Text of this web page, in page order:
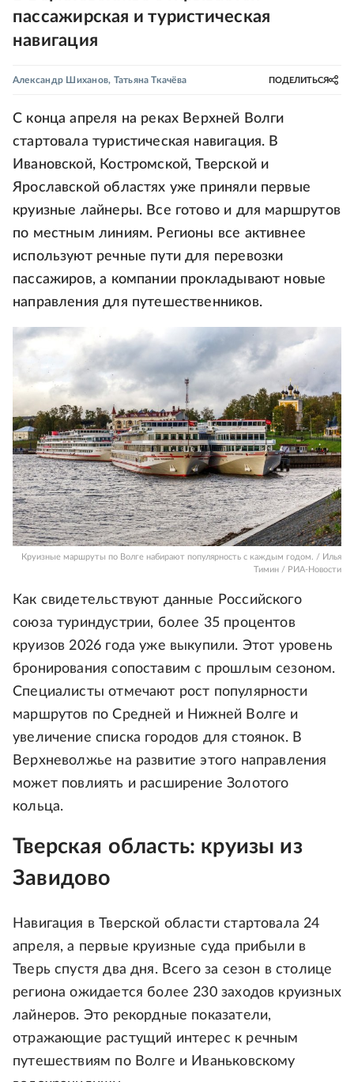
пассажирская и туристическая
навигация
Александр Шиханов, Татьяна Ткачёва ПОДЕЛИТЬСЯ
С конца апреля на реках Верхней Волги
стартовала туристическая навигация. В
Ивановской, Костромской, Тверской и
Ярославской областях уже приняли первые
круизные лайнеры. Все готово и для маршрутов
по местным линиям. Регионы все активнее
используют речные пути для перевозки
пассажиров, а компании прокладывают новые
направления для путешественников.
Круизные маршруты по Волге набирают популярность с каждым годом. / Илья
Тимин / РИА-Новости
Как свидетельствуют данные Российского
союза туриндустрии, более 35 процентов
круизов 2026 года уже выкупили. Этот уровень
бронирования сопоставим с прошлым сезоном.
Специалисты отмечают рост популярности
маршрутов по Средней и Нижней Волге и
увеличение списка городов для стоянок. В
Верхневолжье на развитие этого направления
может повлиять и расширение Золотого
кольца.
Тверская область: круизы из
Завидово
Навигация в Тверской области стартовала 24
апреля, а первые круизные суда прибыли в
Тверь спустя два дня. Всего за сезон в столице
региона ожидается более 230 заходов круизных
лайнеров. Это рекордные показатели,
отражающие растущий интерес к речным
путешествиям по Волге и Иваньковскому